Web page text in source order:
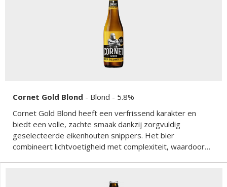
Cornet Gold Blond - Blond - 5.8%
Cornet Gold Blond heeft een verfrissend karakter en
biedt een volle, zachte smaak dankzij zorgvuldig
geselecteerde eikenhouten snippers. Het bier
combineert lichtvoetigheid met complexiteit, waardoor